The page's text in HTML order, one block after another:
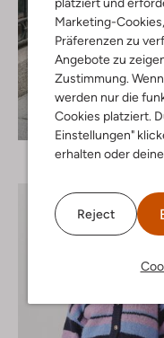
Marketing-
Präferenzen zu
Angebote zu
Zustimmung.
werden nur die
Cookies platziert.
Einstellungen"
erhalten oder
Reject
Entdecke den